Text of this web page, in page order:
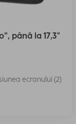
până la 17,3"
ecranului (2)